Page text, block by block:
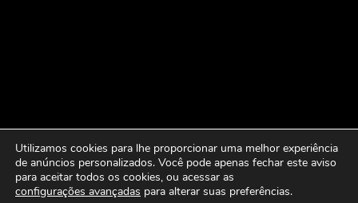
Utilizamos cookies para lhe proporcionar uma melhor experiência
de anúncios personalizados. Você pode apenas fechar este aviso
para aceitar todos os cookies, ou acessar as
configurações avançadas para alterar suas preferências.